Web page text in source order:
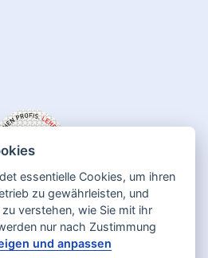
essentielle Cookies, um ihren
zu gewährleisten, und
verstehen, wie Sie mit ihr
nur nach Zustimmung
und anpassen